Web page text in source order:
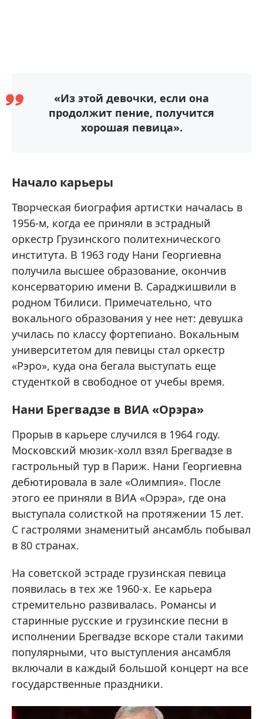
«Из этой девочки, если она
продолжит пение, получится
хорошая певица».
Начало карьеры
Творческая биография артистки началась в
1956-м, когда ее приняли в эстрадный
оркестр Грузинского политехнического
института. В 1963 году Нани Георгиевна
получила высшее образование, окончив
консерваторию имени В. Сараджишвили в
родном Тбилиси. Примечательно, что
вокального образования у нее нет: девушка
училась по классу фортепиано. Вокальным
университетом для певицы стал оркестр
«Рэро», куда она бегала выступать еще
студенткой в свободное от учебы время.
Нани Брегвадзе в ВИА «Орэра»
Прорыв в карьере случился в 1964 году.
Московский мюзик-холл взял Брегвадзе в
гастрольный тур в Париж. Нани Георгиевна
дебютировала в зале «Олимпия». После
этого ее приняли в ВИА «Орэра», где она
выступала солисткой на протяжении 15 лет.
С гастролями знаменитый ансамбль побывал
в 80 странах.
На советской эстраде грузинская певица
появилась в тех же 1960-х. Ее карьера
стремительно развивалась. Романсы и
старинные русские и грузинские песни в
исполнении Брегвадзе вскоре стали такими
популярными, что выступления ансамбля
включали в каждый большой концерт на все
государственные праздники.